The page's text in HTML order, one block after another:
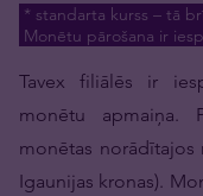
* standarta kurss – tā
Monētu pārošana ir
Tavex filiālēs ir
monētu apmaiņa.
monētas norādītajos
Igaunijas kronas).